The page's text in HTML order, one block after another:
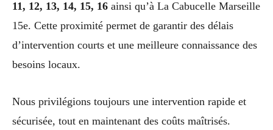
11, 12, 13, 14, 15, 16 ainsi qu’à La Cabucelle Marseille
15e. Cette proximité permet de garantir des délais
d’intervention courts et une meilleure connaissance des
besoins locaux.
Nous privilégions toujours une intervention rapide et
sécurisée, tout en maintenant des coûts maîtrisés.